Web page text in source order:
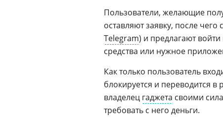
Пользователи, желающие
оставляют заявку, после
Telegram) и предлагают
средства или нужное
Как только пользователь
блокируется и переводится в
владелец гаджета своими
требовать с него деньги.